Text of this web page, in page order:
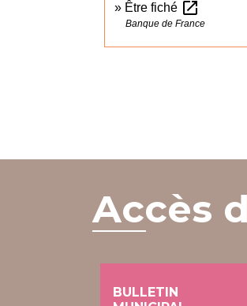
Être fiché open_in_new
Banque de France
Accès
BULLETIN